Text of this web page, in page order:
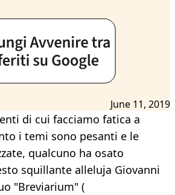
June 11, 2019
di cui facciamo fatica a
i temi sono pesanti e le
qualcuno ha osato
squillante alleluja Giovanni
"Breviarium" (